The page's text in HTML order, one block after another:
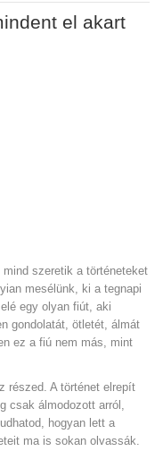
el akart
szeretik a történeteket
mesélünk, ki a tegnapi
egy olyan fiút, aki
gondolatát, ötletét, álmát
ez a fiú nem más, mint
részed. A történet elrepít
csak álmodozott arról,
hogyan lett a
ma is sokan olvassák.